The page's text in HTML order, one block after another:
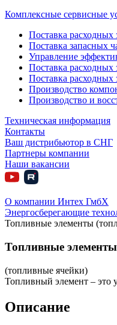
Комплексные сервисные
Поставка расходных
Поставка запасных
Управление
Поставка расходных
Поставка
Производство
Производство и
Техническая информация
Контакты
Ваш дистрибьютор в СНГ
Партнеры компании
Наши вакансии
О компании Интех ГмбХ
Энергосберегающие
Топливные элементы
Топливные элементы
(топливные ячейки)
Топливный элемент – это
Описание